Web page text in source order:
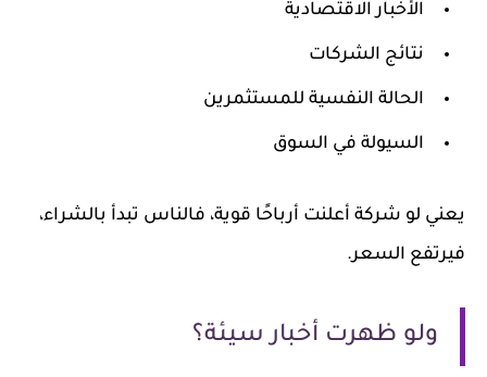
الأخبار الاقتصادية
نتائج الشركات
الحالة النفسية للمستثمرين
السيولة في السوق
يعني لو شركة أعلنت أرباحًا قوية، فالناس تبدأ بالشراء،
فيرتفع السعر.
ولو ظهرت أخبار سيئة؟